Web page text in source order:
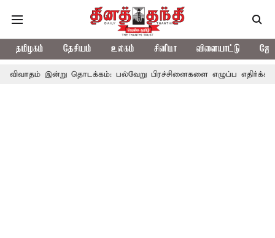
தமிழகம் தேசியம் உலகம் சினிமா விளையாட்டு
தொடக்கம்: பல்வேறு பிரச்சினைகளை எழுப்ப எதிர்க்கட்சிகள் திட்டம்